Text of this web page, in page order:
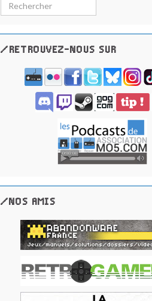
/RETROUVEZ-NOUS SUR
/NOS AMIS